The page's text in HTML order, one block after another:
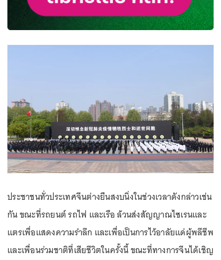
ประชาชนทั่วประเทศจีนต่างยืนสงบนิ่งในช่วงเวลาดังกล่าวเช่น
กัน ขณะที่รถยนต์ รถไฟ และเรือ ล้วนส่งสัญญาณไซเรนและ
แตรเพื่อแสดงความรำลึก และเพื่อเป็นการไว้อาลัยแด่ผู้พลีชีพ
และเพื่อนร่วมชาติที่เสียชีวิตในครั้งนี้ ขณะที่ทางการจีนได้เชิญ